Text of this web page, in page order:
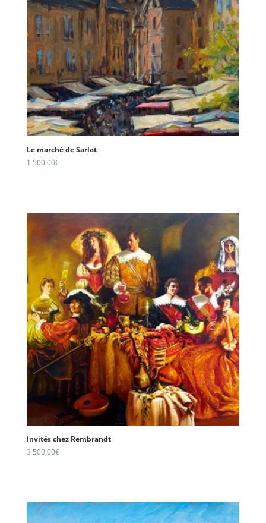
Le marché de Sarlat
1 500,00€
Invités chez Rembrandt
3 500,00€